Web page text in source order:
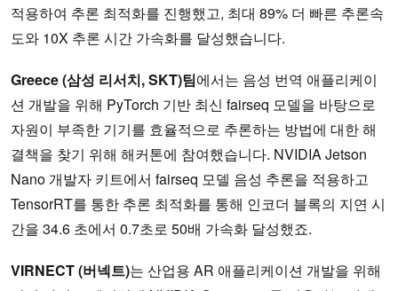
적용하여 추론 최적화를 진행했고, 최대 89% 더 빠른 추론속
도와 10X 추론 시간 가속화를 달성했습니다.
Greece (삼성 리서치, SKT)팀에서는 음성 번역 애플리케이
션 개발을 위해 PyTorch 기반 최신 fairseq 모델을 바탕으로
자원이 부족한 기기를 효율적으로 추론하는 방법에 대한 해
결책을 찾기 위해 해커톤에 참여했습니다. NVIDIA Jetson
Nano 개발자 키트에서 fairseq 모델 음성 추론을 적용하고
TensorRT를 통한 추론 최적화를 통해 인코더 블록의 지연 시
간을 34.6 초에서 0.7초로 50배 가속화 달성했죠.
VIRNECT (버넥트)는 산업용 AR 애플리케이션 개발을 위해